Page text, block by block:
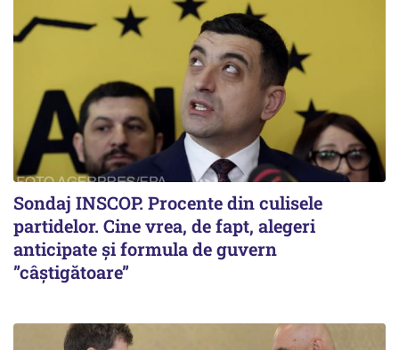
Sondaj INSCOP. Procente din culisele
partidelor. Cine vrea, de fapt, alegeri
anticipate și formula de guvern
”câștigătoare”